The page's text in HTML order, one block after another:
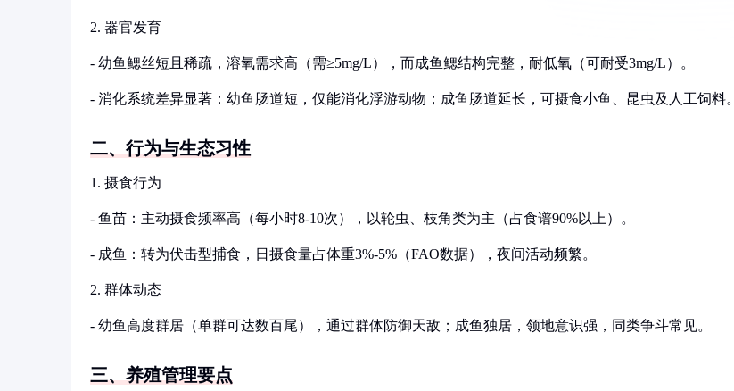
2. 器官发育
- 幼鱼鳃丝短且稀疏，溶氧需求高（需≥5mg/L），而成鱼鳃结构完整，耐低氧（可耐受3mg/L）。
- 消化系统差异显著：幼鱼肠道短，仅能消化浮游动物；成鱼肠道延长，可摄食小鱼、昆虫及人工饲料。
二、行为与生态习性
1. 摄食行为
- 鱼苗：主动摄食频率高（每小时8-10次），以轮虫、枝角类为主（占食谱90%以上）。
- 成鱼：转为伏击型捕食，日摄食量占体重3%-5%（FAO数据），夜间活动频繁。
2. 群体动态
- 幼鱼高度群居（单群可达数百尾），通过群体防御天敌；成鱼独居，领地意识强，同类争斗常见。
三、养殖管理要点